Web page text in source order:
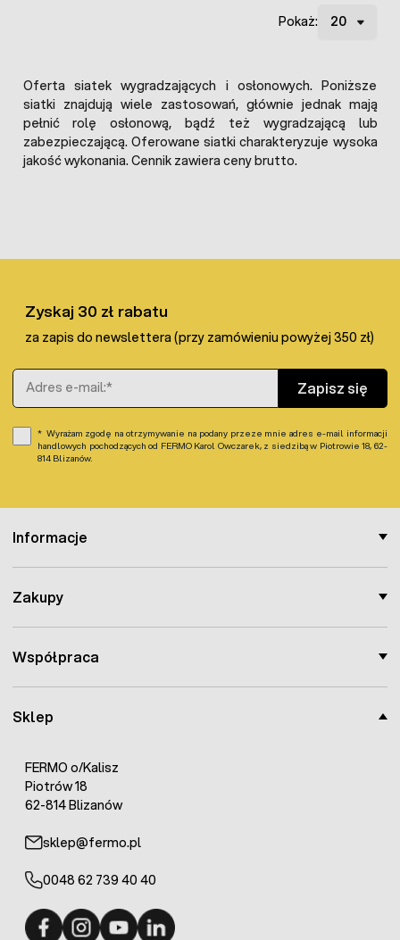
Pokaż:
Oferta siatek wygradzających i osłonowych. Poniższe
siatki znajdują wiele zastosowań, głównie jednak mają
pełnić rolę osłonową, bądź też wygradzającą lub
zabezpieczającą. Oferowane siatki charakteryzuje wysoka
jakość wykonania. Cennik zawiera ceny brutto.
Sklep
FERMO o/Kalisz
Piotrów 18
62-814 Blizanów
sklep@fermo.pl
0048 62 739 40 40
Informacje
Zakupy
Współpraca
Zyskaj 30 zł rabatu
za zapis do newslettera (przy zamówieniu powyżej 350 zł)
Adres e-mail
Zapisz się
Wyrażam zgodę na otrzymywanie na podany przeze mnie adres e-mail informacji
handlowych pochodzących od FERMO Karol Owczarek, z siedzibą w Piotrowie 18, 62-
814 Blizanów.